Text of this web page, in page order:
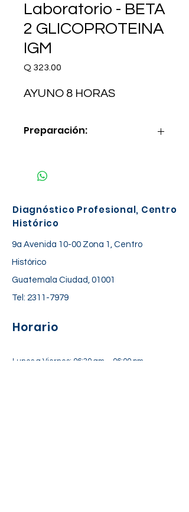
Laboratorio - BETA
2 GLICOPROTEINA
IGM
Q 323.00
AYUNO 8 HORAS
Preparación:
Diagnóstico Profesional, Centro
Histórico
9a Avenida 10-00 Zona 1, Centro
Histórico
Guatemala Ciudad, 01001
Tel: 2311-7979
Horario
Lunes a Viernes: 06:30 am – 06:00 pm